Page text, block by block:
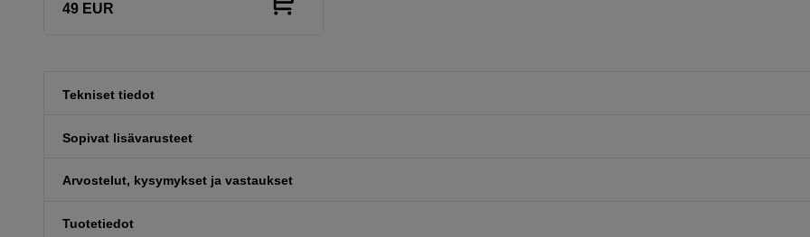
49 EUR
Tekniset tiedot
Sopivat lisävarusteet
Arvostelut, kysymykset ja vastaukset
Tuotetiedot